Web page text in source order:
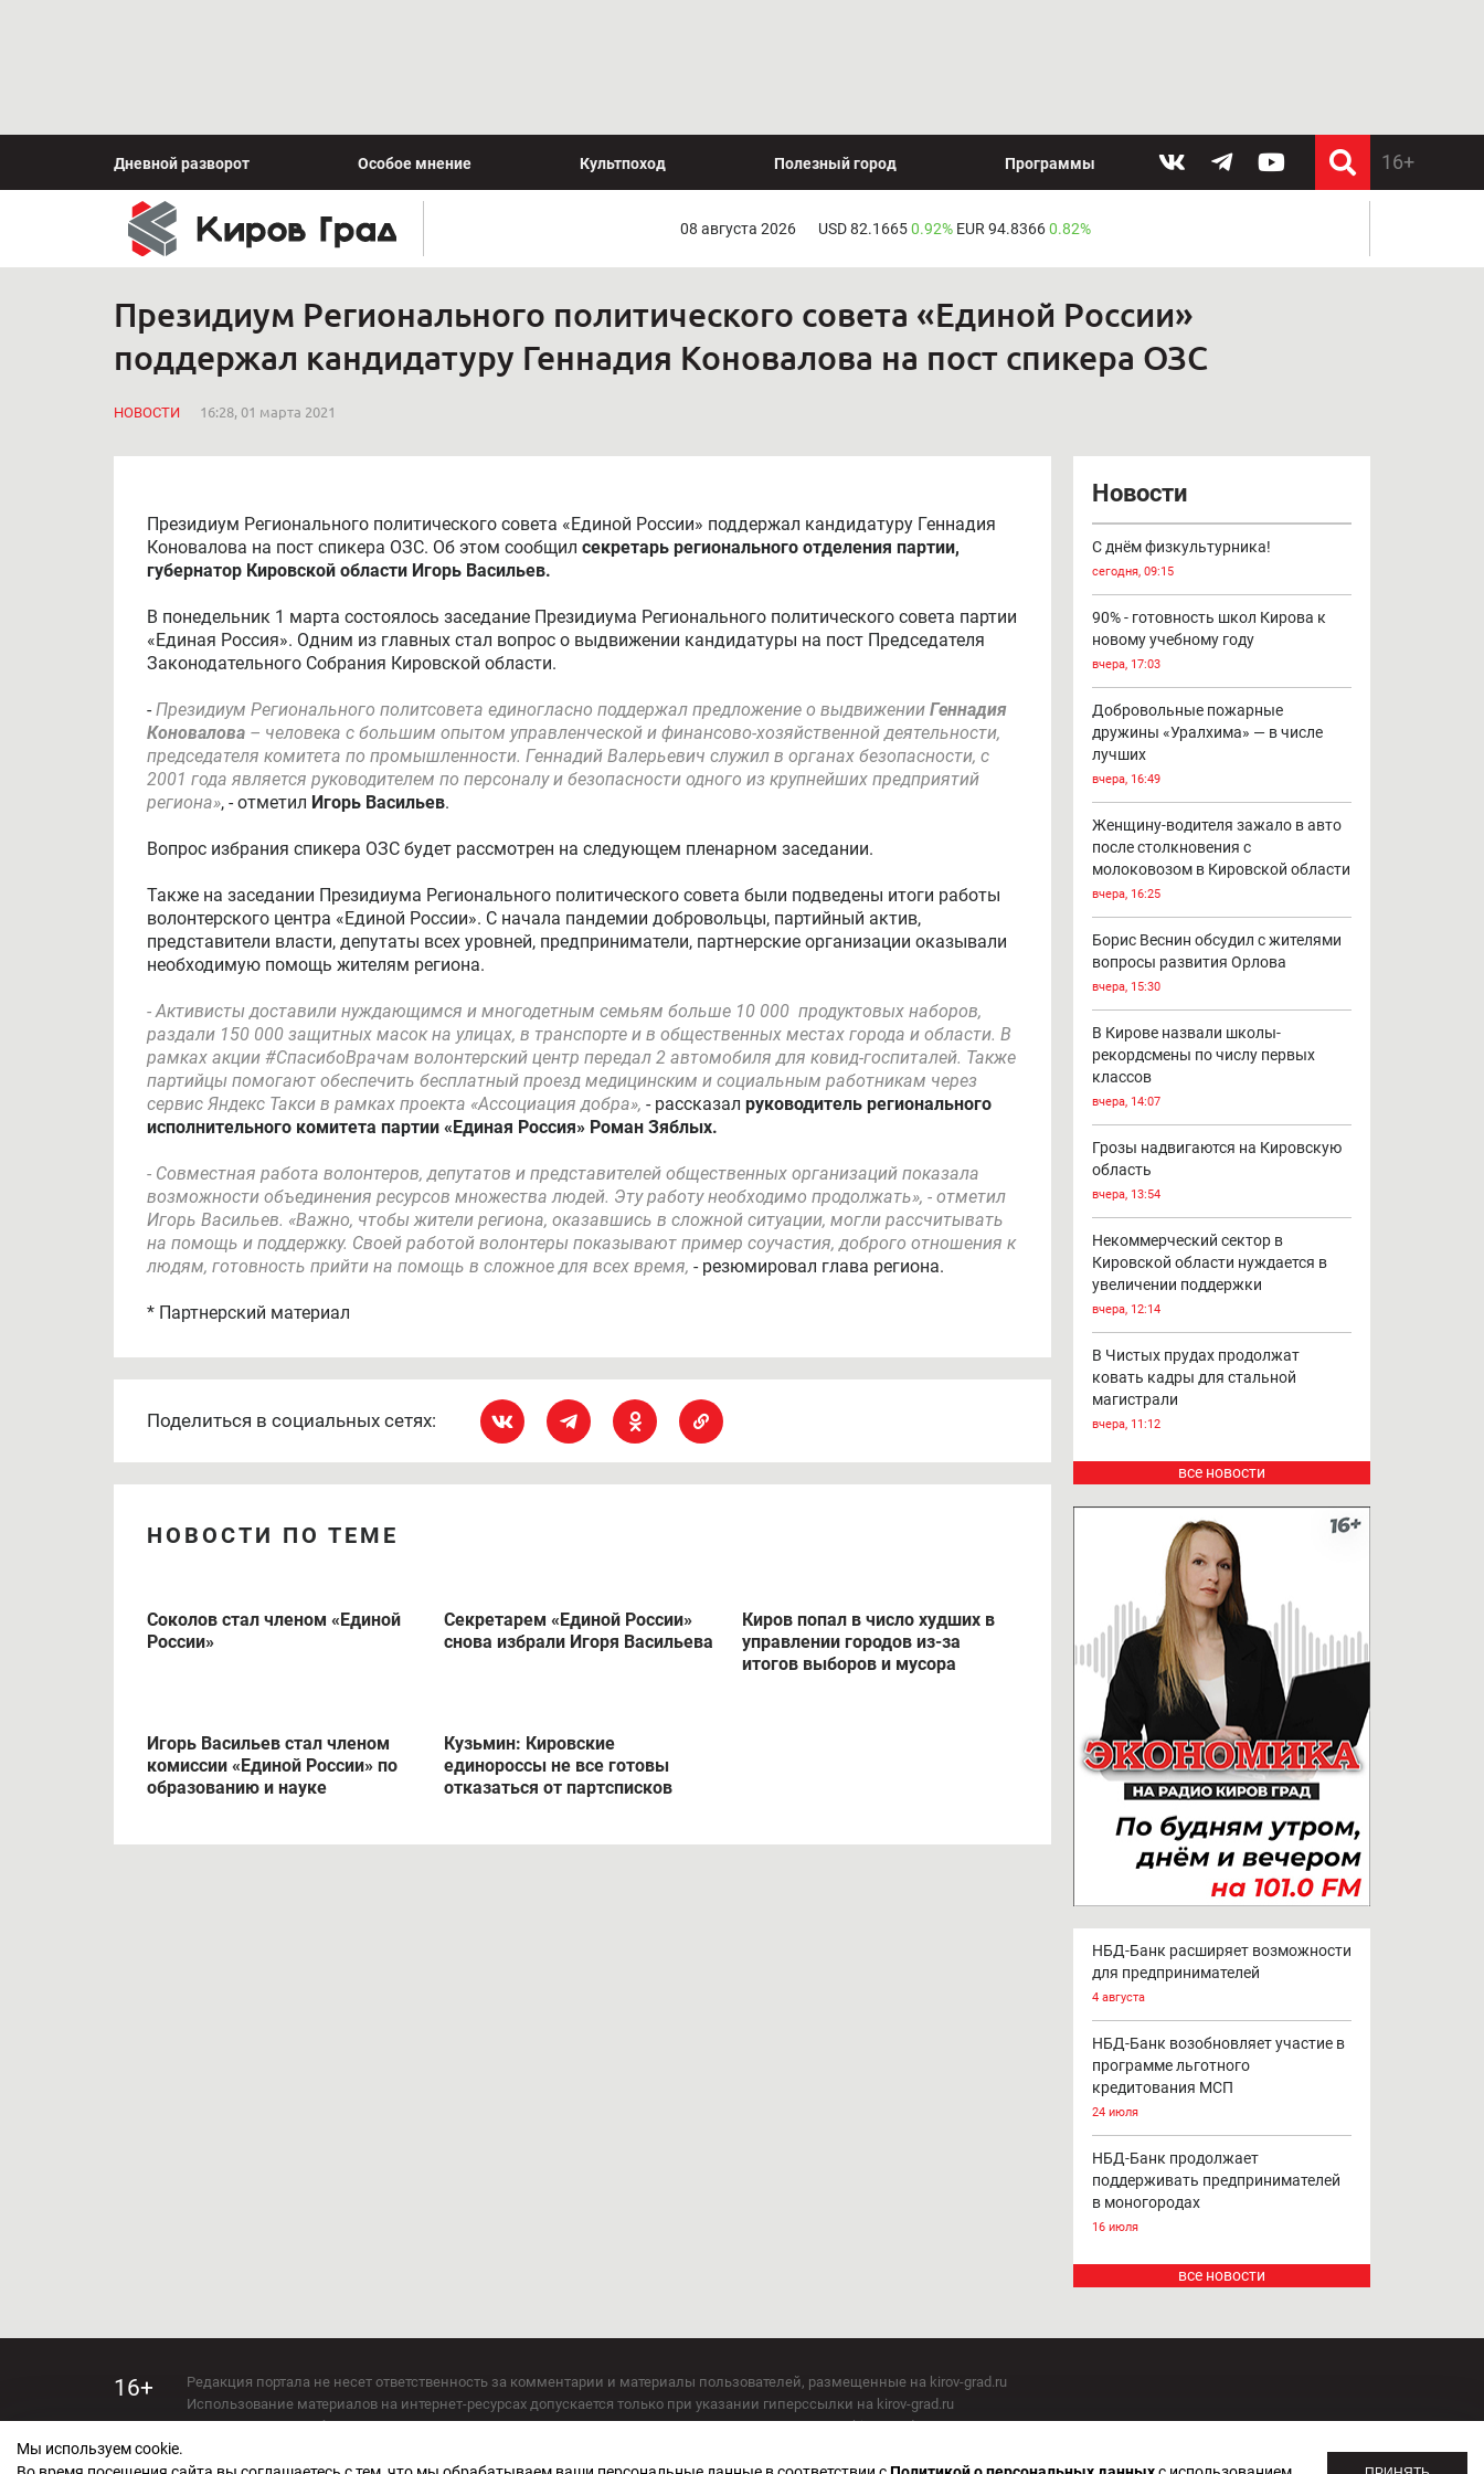
Дневной разворот Особое мнение Культпоход Полезный город Программы
08 августа 2026 USD 82.16650.92% EUR 94.83660.82%
Президиум Регионального политического совета «Единой России»
поддержал кандидатуру Геннадия Коновалова на пост спикера ОЗС
НОВОСТИ 16:28, 01 марта 2021
Президиум Регионального политического совета «Единой России» поддержал кандидатуру Геннадия
Коновалова на пост спикера ОЗС. Об этом сообщил секретарь регионального отделения партии,
губернатор Кировской области Игорь Васильев.
В понедельник 1 марта состоялось заседание Президиума Регионального политического совета партии
«Единая Россия». Одним из главных стал вопрос о выдвижении кандидатуры на пост Председателя
Законодательного Собрания Кировской области.
-Президиум Регионального политсовета единогласно поддержал предложение о выдвижении Геннадия
Коновалова – человека c большим опытом управленческой и финансово-хозяйственной деятельности,
председателя комитета по промышленности. Геннадий Валерьевич служил в органах безопасности, c
2001 года является руководителем по персоналу и безопасности одного из крупнейших предприятий
региона», - отметил Игорь Васильев.
Вопрос избрания спикера ОЗС будет рассмотрен на следующем пленарном заседании.
Также на заседании Президиума Регионального политического совета были подведены итоги работы
волонтерского центра «Единой России». С начала пандемии добровольцы, партийный актив,
представители власти, депутаты всех уровней, предприниматели, партнерские организации оказывали
необходимую помощь жителям региона.
- Активисты доставили нуждающимся и многодетным семьям больше 10 000 продуктовых наборов,
раздали 150 000 защитных масок на улицах, в транспорте и в общественных местах города и области. В
рамках акции #СпасибоВрачам волонтерский центр передал 2 автомобиля для ковид-госпиталей. Также
партийцы помогают обеспечить бесплатный проезд медицинским и социальным работникам через
сервис Яндекс Такси в рамках проекта «Ассоциация добра», - рассказал руководитель регионального
исполнительного комитета партии «Единая Россия» Роман Зяблых.
- Совместная работа волонтеров, депутатов и представителей общественных организаций показала
возможности объединения ресурсов множества людей. Эту работу необходимо продолжать», - отметил
Игорь Васильев. «Важно, чтобы жители региона, оказавшись в сложной ситуации, могли рассчитывать
на помощь и поддержку. Своей работой волонтеры показывают пример соучастия, доброго отношения к
людям, готовность прийти на помощь в сложное для всех время, - резюмировал глава региона.
* Партнерский материал
Поделиться в социальных сетях:
НОВОСТИ ПО ТЕМЕ
Соколов стал членом «Единой
России»
Секретарем «Единой России»
снова избрали Игоря Васильева
Киров попал в число худших в
управлении городов из-за
итогов выборов и мусора
Игорь Васильев стал членом
комиссии «Единой России» по
образованию и науке
Кузьмин: Кировские
единороссы не все готовы
отказаться от партсписков
Новости
С днём физкультурника!
сегодня, 09:15
90% - готовность школ Кирова к
новому учебному году
вчера, 17:03
Добровольные пожарные
дружины «Уралхима» — в числе
лучших
вчера, 16:49
Женщину-водителя зажало в авто
после столкновения с
молоковозом в Кировской области
вчера, 16:25
Борис Веснин обсудил с жителями
вопросы развития Орлова
вчера, 15:30
В Кирове назвали школы-
рекордсмены по числу первых
классов
вчера, 14:07
Грозы надвигаются на Кировскую
область
вчера, 13:54
Некоммерческий сектор в
Кировской области нуждается в
увеличении поддержки
вчера, 12:14
В Чистых прудах продолжат
ковать кадры для стальной
магистрали
вчера, 11:12
все новости
НБД-Банк расширяет возможности
для предпринимателей
4 августа
НБД-Банк возобновляет участие в
программе льготного
кредитования МСП
24 июля
НБД-Банк продолжает
поддерживать предпринимателей
в моногородах
16 июля
все новости
16+
Редакция портала не несет ответственность за комментарии и материалы пользователей, размещенные на kirov-grad.ru
Использование материалов на интернет-ресурсах допускается только при указании гиперссылки на kirov-grad.ru
Использование любых материалов настоящего СМИ допускается только при указании на ресурс: kirov-grad.ru
СМИ зарегистрировано Федеральной службой по надзору в сфере связи, информационных технологий и массовых коммуникаций 20.07.2018. Регистрационный номер ЭЛ №
Мы используем cookie.